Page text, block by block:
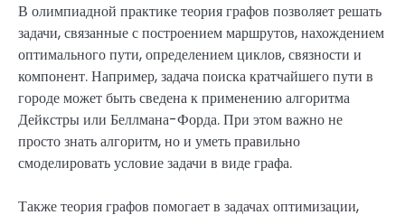
В олимпиадной практике теория графов позволяет решать
задачи, связанные с построением маршрутов, нахождением
оптимального пути, определением циклов, связности и
компонент. Например, задача поиска кратчайшего пути в
городе может быть сведена к применению алгоритма
Дейкстры или Беллмана-Форда. При этом важно не
просто знать алгоритм, но и уметь правильно
смоделировать условие задачи в виде графа.
Также теория графов помогает в задачах оптимизации,